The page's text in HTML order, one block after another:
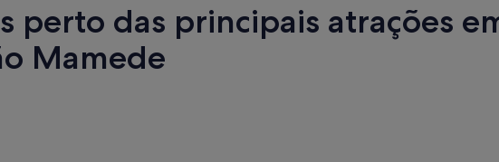
perto das principais atrações
Mamede